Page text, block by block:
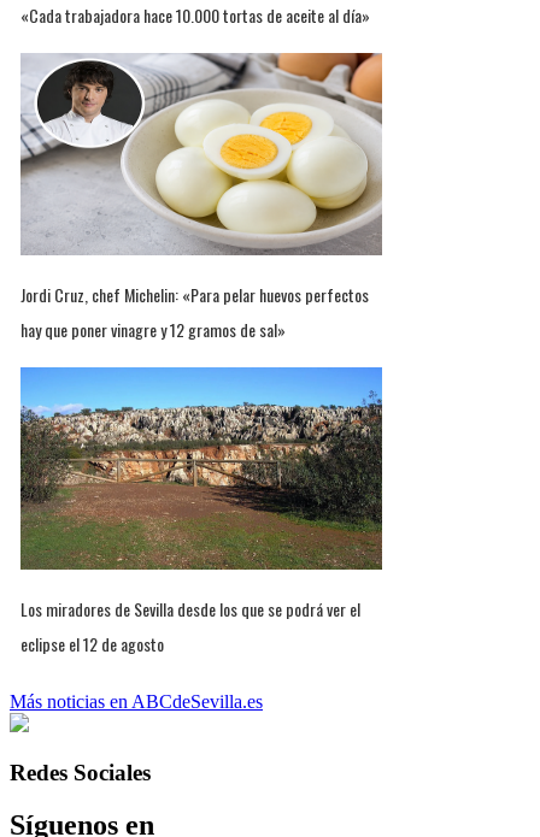
«Cada trabajadora hace 10.000 tortas de aceite al día»
Jordi Cruz, chef Michelin: «Para pelar huevos perfectos
hay que poner vinagre y 12 gramos de sal»
Los miradores de Sevilla desde los que se podrá ver el
eclipse el 12 de agosto
Más noticias en ABCdeSevilla.es
Redes Sociales
Síguenos en